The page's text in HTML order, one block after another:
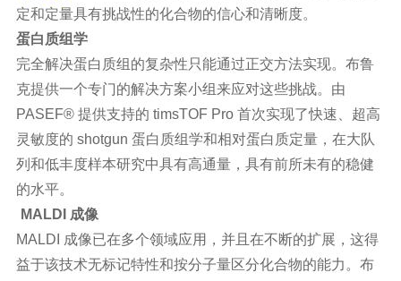
定和定量具有挑战性的化合物的信心和清晰度。
蛋白质组学
完全解决蛋白质组的复杂性只能通过正交方法实现。布鲁
克提供一个专门的解决方案小组来应对这些挑战。由
PASEF® 提供支持的 timsTOF Pro 首次实现了快速、超高
灵敏度的 shotgun 蛋白质组学和相对蛋白质定量，在大队
列和低丰度样本研究中具有高通量，具有前所未有的稳健
的水平。
MALDI 成像
MALDI 成像已在多个领域应用，并且在不断的扩展，这得
益于该技术无标记特性和按分子量区分化合物的能力。布